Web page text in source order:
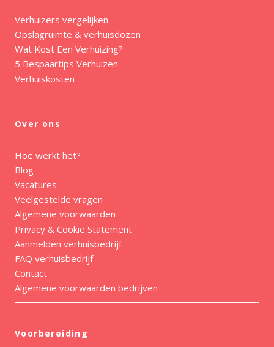
Verhuizers vergelijken
Opslagruimte & verhuisdozen
Wat Kost Een Verhuizing?
5 Bespaartips Verhuizen
Verhuiskosten
Over ons
Hoe werkt het?
Blog
Vacatures
Veelgestelde vragen
Algemene voorwaarden
Privacy & Cookie Statement
Aanmelden verhuisbedrijf
FAQ verhuisbedrijf
Contact
Algemene voorwaarden bedrijven
Voorbereiding